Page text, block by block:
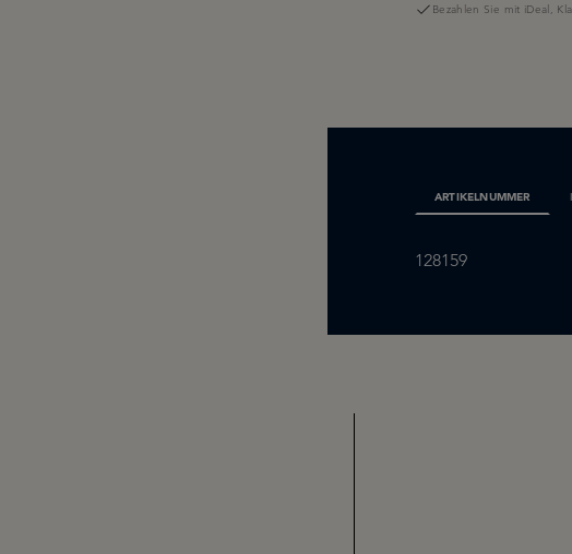
Bezahlen Sie mit iDeal,
ARTIKELNUMMER
128159